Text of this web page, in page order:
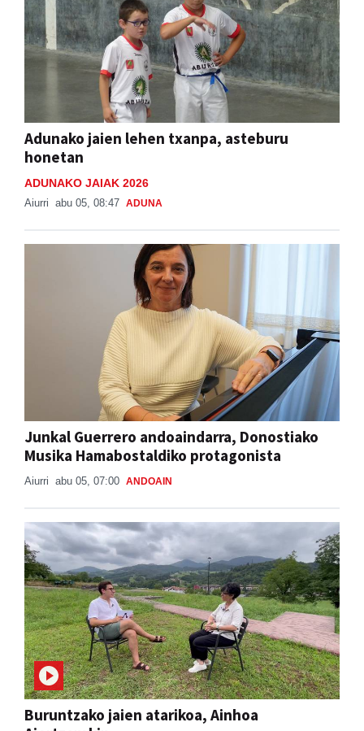
Adunako jaien lehen txanpa, asteburu
honetan
ADUNAKO JAIAK 2026
Aiurri abu 05, 08:47 ADUNA
Junkal Guerrero andoaindarra, Donostiako
Musika Hamabostaldiko protagonista
Aiurri abu 05, 07:00 ANDOAIN
Buruntzako jaien atarikoa, Ainhoa